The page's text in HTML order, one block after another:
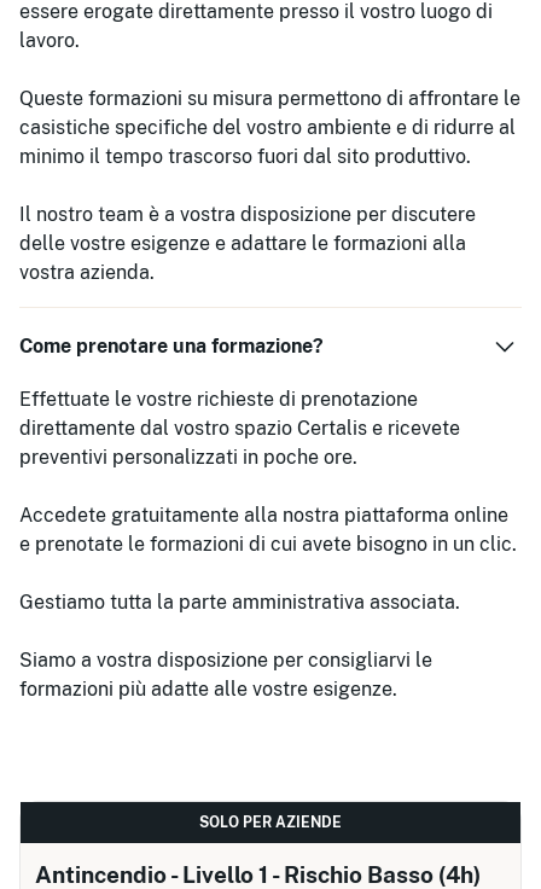
essere erogate direttamente presso il vostro luogo di
lavoro.
Queste formazioni su misura permettono di affrontare le
casistiche specifiche del vostro ambiente e di ridurre al
minimo il tempo trascorso fuori dal sito produttivo.
Il nostro team è a vostra disposizione per discutere
delle vostre esigenze e adattare le formazioni alla
vostra azienda.
Come prenotare una formazione?
Effettuate le vostre richieste di prenotazione
direttamente dal vostro spazio Certalis e ricevete
preventivi personalizzati in poche ore.
Accedete gratuitamente alla nostra piattaforma online
e prenotate le formazioni di cui avete bisogno in un clic.
Gestiamo tutta la parte amministrativa associata.
Siamo a vostra disposizione per consigliarvi le
formazioni più adatte alle vostre esigenze.
SOLO PER AZIENDE
Antincendio - Livello 1 - Rischio Basso (4h)